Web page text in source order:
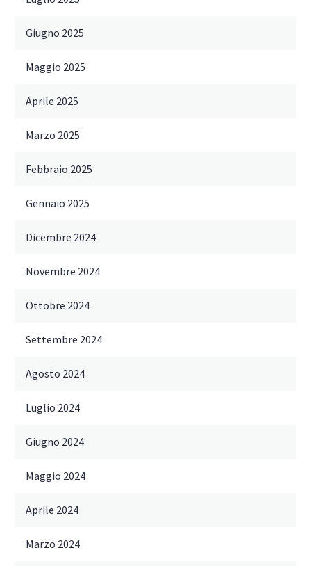
Giugno 2025
Maggio 2025
Aprile 2025
Marzo 2025
Febbraio 2025
Gennaio 2025
Dicembre 2024
Novembre 2024
Ottobre 2024
Settembre 2024
Agosto 2024
Luglio 2024
Giugno 2024
Maggio 2024
Aprile 2024
Marzo 2024